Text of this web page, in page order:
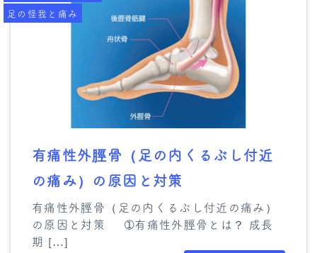
有痛性外脛骨（足の内くるぶし付近
の痛み）の原因と対策
有痛性外脛骨（足の内くるぶし付近の痛み）
の原因と対策 ➀有痛性外脛骨とは？ 成長
期 […]
足の怪我と痛み